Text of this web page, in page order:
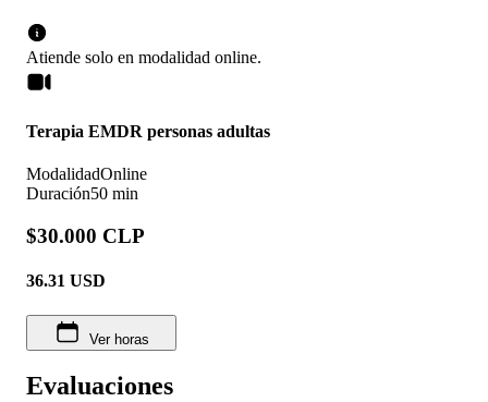
Atiende solo en modalidad online.
Terapia EMDR personas adultas
ModalidadOnline
Duración50 min
$30.000 CLP
36.31 USD
Ver horas
Evaluaciones